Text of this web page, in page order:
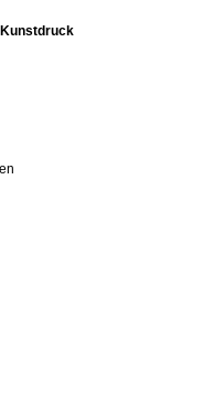
Kunstdruck